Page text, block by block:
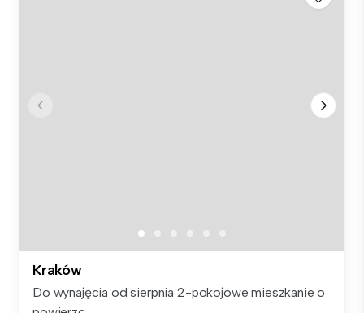
Kraków
Do wynajęcia od sierpnia 2-pokojowe mieszkanie o